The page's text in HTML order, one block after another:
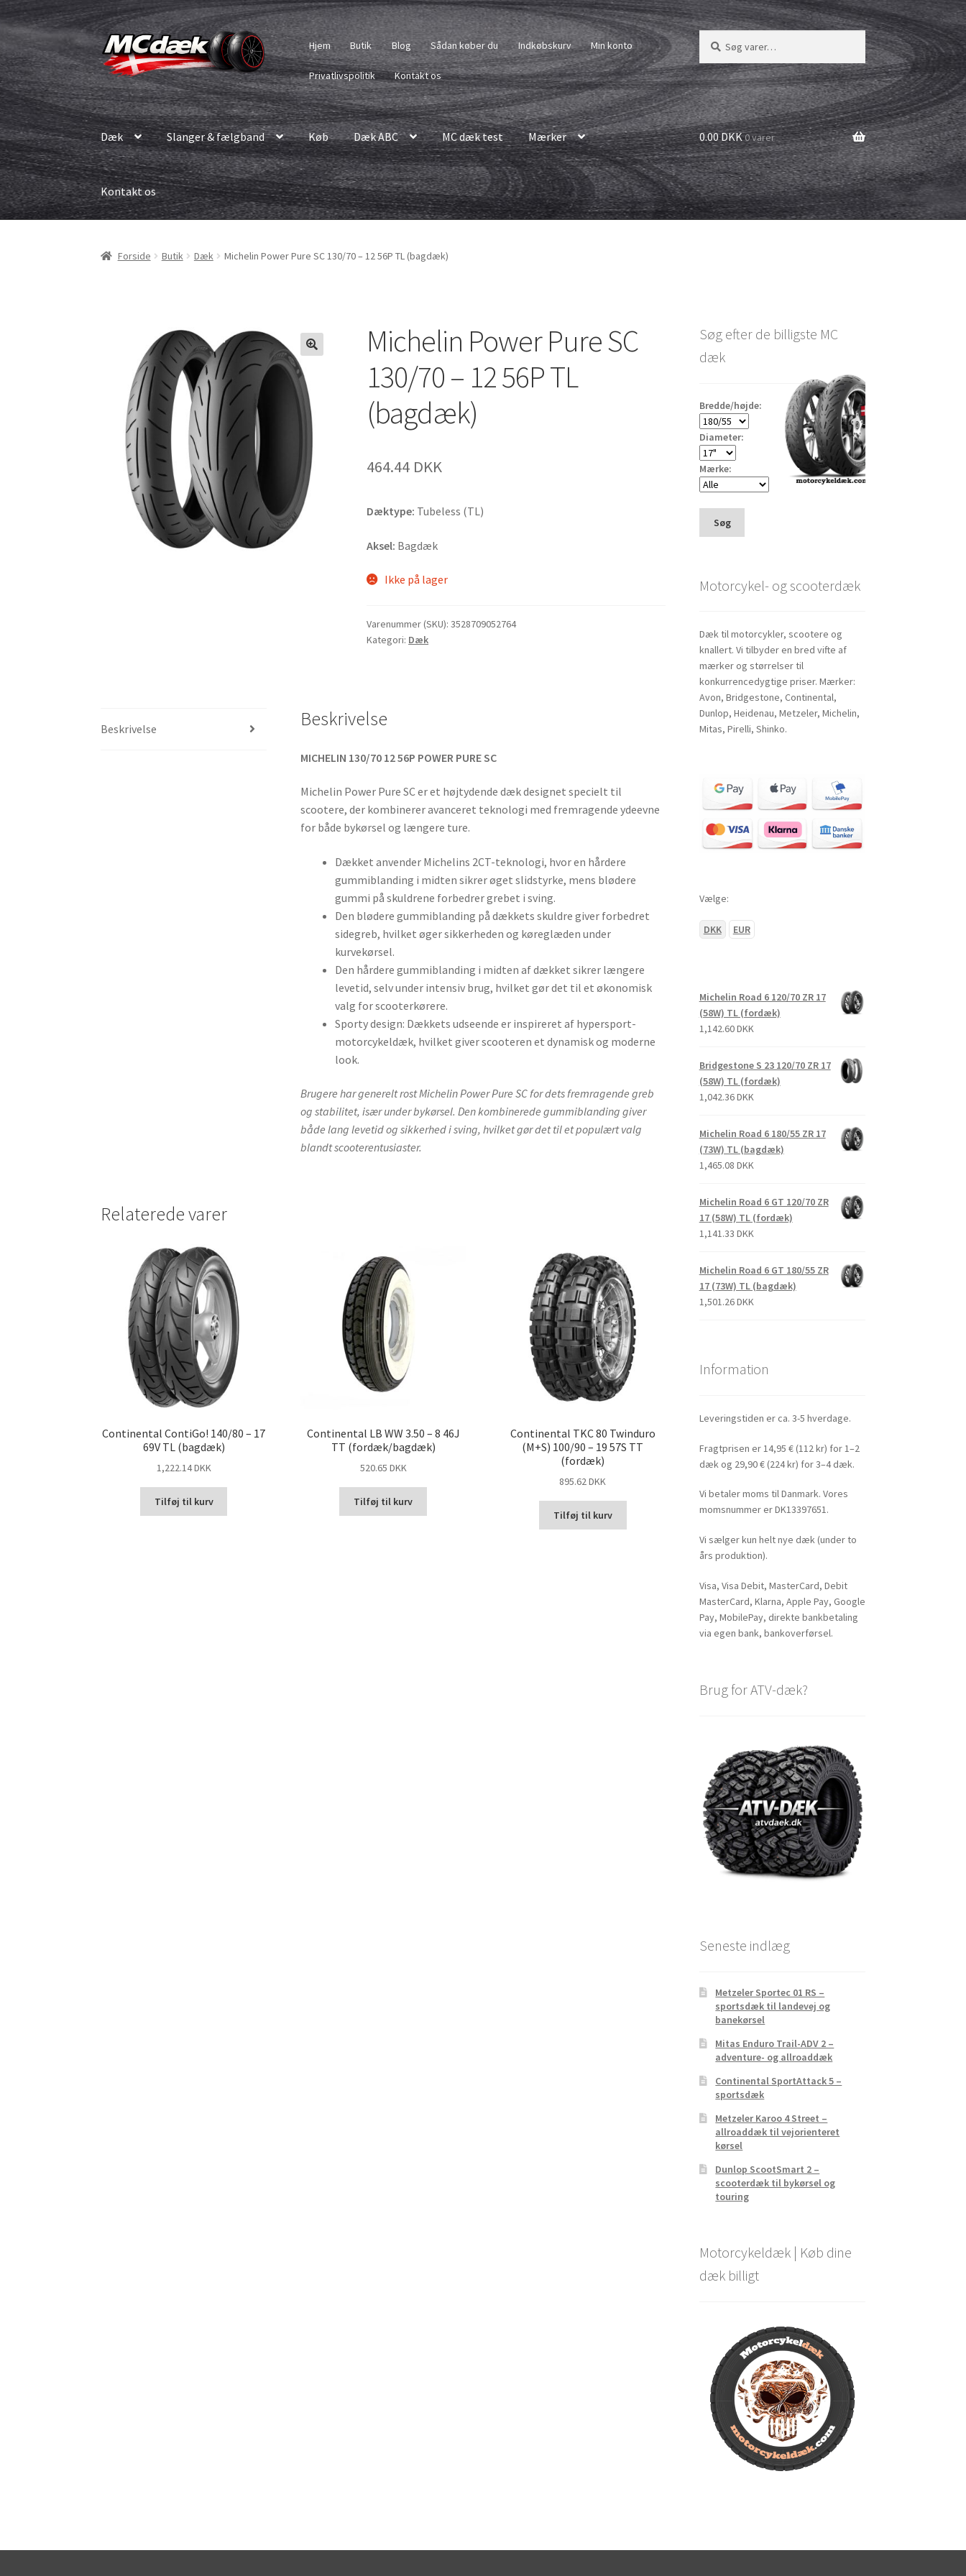
Spring
til
navigation
Spring
til
indhold
Hjem Butik Blog Sådan køber du Indkøbskurv Min konto
Privatlivspolitik Kontakt os
Søg
efter:
Søg
Dæk Slanger & fælgband Køb Dæk ABC MC dæk test Mærker
Kontakt os
0.00 DKK0 varer
Forside Butik Dæk Michelin Power Pure SC 130/70 – 12 56P TL (bagdæk)
Michelin Power Pure SC
130/70 – 12 56P TL
(bagdæk)
464.44 DKK
Dæktype: Tubeless (TL)
Aksel: Bagdæk
Ikke på lager
Varenummer (SKU):3528709052764
Kategori: Dæk
Beskrivelse Beskrivelse
MICHELIN 130/70 12 56P POWER PURE SC
Michelin Power Pure SC er et højtydende dæk designet specielt til
scootere, der kombinerer avanceret teknologi med fremragende ydeevne
for både bykørsel og længere ture.
Dækket anvender Michelins 2CT-teknologi, hvor en hårdere
gummiblanding i midten sikrer øget slidstyrke, mens blødere
gummi på skuldrene forbedrer grebet i sving.
Den blødere gummiblanding på dækkets skuldre giver forbedret
sidegreb, hvilket øger sikkerheden og køreglæden under
kurvekørsel.
Den hårdere gummiblanding i midten af dækket sikrer længere
levetid, selv under intensiv brug, hvilket gør det til et økonomisk
valg for scooterkørere.
Sporty design: Dækkets udseende er inspireret af hypersport-
motorcykeldæk, hvilket giver scooteren et dynamisk og moderne
look.
Brugere har generelt rost Michelin Power Pure SC for dets fremragende greb
og stabilitet, især under bykørsel. Den kombinerede gummiblanding giver
både lang levetid og sikkerhed i sving, hvilket gør det til et populært valg
blandt scooterentusiaster.
Relaterede varer
Continental ContiGo! 140/80 – 17
69V TL (bagdæk)
1,222.14 DKK
Tilføj til kurv
Continental LB WW 3.50 – 8 46J
TT (fordæk/bagdæk)
520.65 DKK
Tilføj til kurv
Continental TKC 80 Twinduro
(M+S) 100/90 – 19 57S TT
(fordæk)
895.62 DKK
Tilføj til kurv
Søg efter de billigste MC
dæk
Bredde/højde:
Diameter:
Mærke:
Søg
Motorcykel- og scooterdæk
Dæk til motorcykler, scootere og
knallert. Vi tilbyder en bred vifte af
mærker og størrelser til
konkurrencedygtige priser. Mærker:
Avon, Bridgestone, Continental,
Dunlop, Heidenau, Metzeler, Michelin,
Mitas, Pirelli, Shinko.
Vælge:
DKK EUR
Michelin Road 6 120/70 ZR 17
(58W) TL (fordæk)
1,142.60 DKK
Bridgestone S 23 120/70 ZR 17
(58W) TL (fordæk)
1,042.36 DKK
Michelin Road 6 180/55 ZR 17
(73W) TL (bagdæk)
1,465.08 DKK
Michelin Road 6 GT 120/70 ZR
17 (58W) TL (fordæk)
1,141.33 DKK
Michelin Road 6 GT 180/55 ZR
17 (73W) TL (bagdæk)
1,501.26 DKK
Information
Leveringstiden er ca. 3-5 hverdage.
Fragtprisen er 14,95 € (112 kr) for 1–2
dæk og 29,90 € (224 kr) for 3–4 dæk.
Vi betaler moms til Danmark. Vores
momsnummer er DK13397651.
Vi sælger kun helt nye dæk (under to
års produktion).
Visa, Visa Debit, MasterCard, Debit
MasterCard, Klarna, Apple Pay, Google
Pay, MobilePay, direkte bankbetaling
via egen bank, bankoverførsel.
Brug for ATV-dæk?
Seneste indlæg
Metzeler Sportec 01 RS –
sportsdæk til landevej og
banekørsel
Mitas Enduro Trail-ADV 2 –
adventure- og allroaddæk
Continental SportAttack 5 –
sportsdæk
Metzeler Karoo 4 Street –
allroaddæk til vejorienteret
kørsel
Dunlop ScootSmart 2 –
scooterdæk til bykørsel og
touring
Motorcykeldæk | Køb dine
dæk billigt